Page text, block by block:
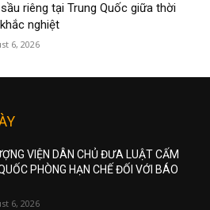
riêng tại Trung Quốc giữa thời
nghiệt
6, 2026
VIỆN DÂN CHỦ ĐƯA LUẬT CẤM
PHÒNG HẠN CHẾ ĐỐI VỚI BÁO
6, 2026